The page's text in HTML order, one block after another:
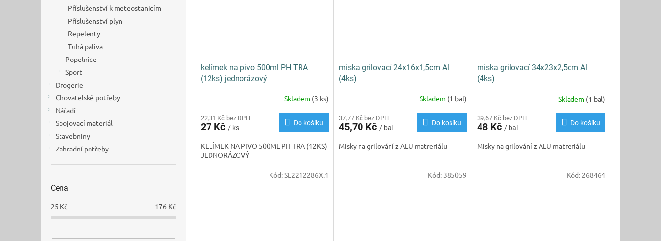
Příslušenství k meteostanicím
Příslušenství plyn
Repelenty
Tuhá paliva
Popelnice
Sport
Drogerie
Chovatelské potřeby
Nářadí
Spojovací materiál
Stavebniny
Zahradní potřeby
Cena
25 Kč 176 Kč
kelímek na pivo 500ml PH TRA
(12ks) jednorázový
Skladem (3 ks)
22,31 Kč bez DPH
27 Kč / ks
Do košíku
KELÍMEK NA PIVO 500ML PH TRA (12KS)
JEDNORÁZOVÝ
miska grilovací 24x16x1,5cm Al
(4ks)
Skladem (1 bal)
37,77 Kč bez DPH
45,70 Kč / bal
Do košíku
Misky na grilování z ALU matreriálu
miska grilovací 34x23x2,5cm Al
(4ks)
Skladem (1 bal)
39,67 Kč bez DPH
48 Kč / bal
Do košíku
Misky na grilování z ALU matreriálu
Kód:SL2212286X.1 Kód: 385059 Kód: 268464